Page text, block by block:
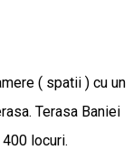
( spatii ) cu un
Terasa Baniei
locuri.